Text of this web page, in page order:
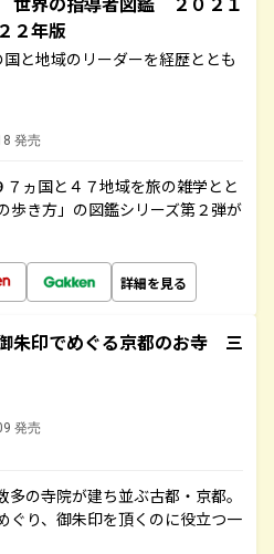
２年版
国と地域のリーダーを経歴ととも
発売
ヵ国と４７地域を旅の雑学とと
歩き方」の図鑑シリーズ第２弾が
詳細を見る
朱印でめぐる京都のお寺 三
発売
の寺院が建ち並ぶ古都・京都。
ぐり、御朱印を頂くのに役立つ一